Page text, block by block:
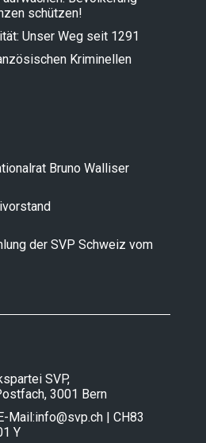
schützen!
Unser Weg seit 1291
Kriminellen
Bruno Walliser
der SVP Schweiz vom
SVP,
3001 Bern
Mail:info@svp.ch | CH83
Y